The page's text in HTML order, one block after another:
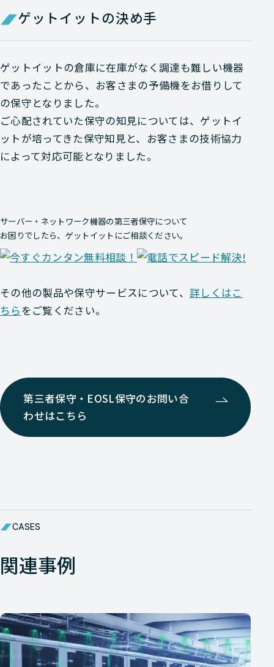
ゲットイットの決め手
ゲットイットの倉庫に在庫がなく調達も難しい機器
であったことから、お客さまの予備機をお借りして
の保守となりました。
ご心配されていた保守の知見については、ゲットイ
ットが培ってきた保守知見と、お客さまの技術協力
によって対応可能となりました。
サーバー・ネットワーク機器の第三者保守について
お困りでしたら、ゲットイットにご相談ください。
その他の製品や保守サービスについて、詳しくはこ
ちらをご覧ください。
第三者保守・EOSL保守のお問い合
わせはこちら
CASES
関連事例